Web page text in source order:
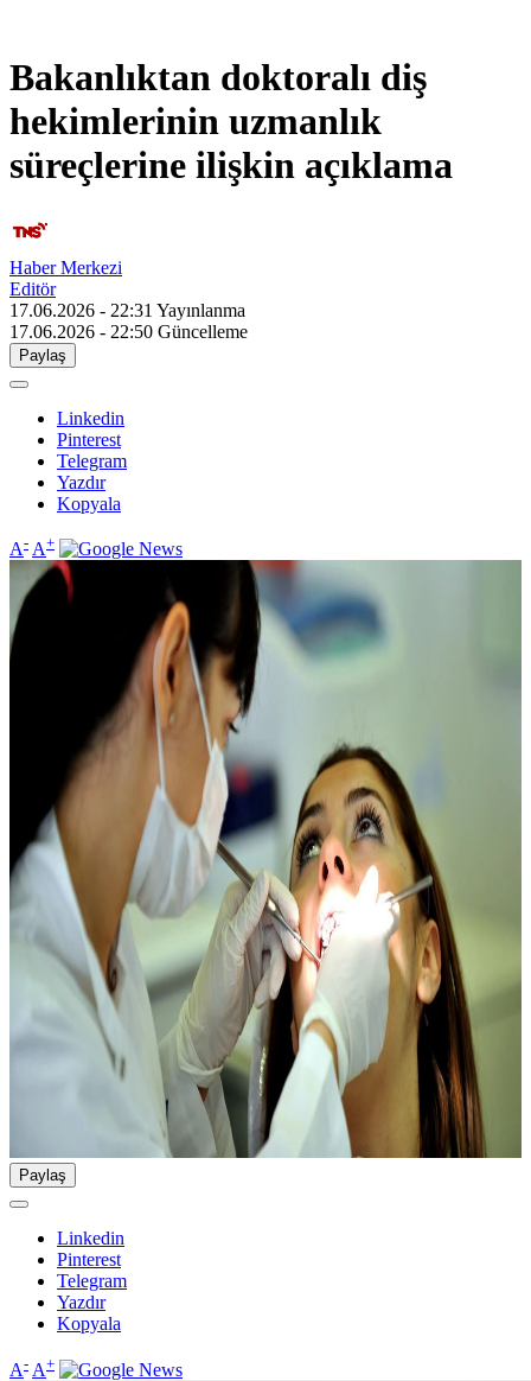
Bakanlıktan doktoralı diş
hekimlerinin uzmanlık
süreçlerine ilişkin açıklama
Haber Merkezi
Editör
17.06.2026 - 22:31 Yayınlanma
17.06.2026 - 22:50 Güncelleme
Paylaş
Linkedin
Pinterest
Telegram
Yazdır
Kopyala
A- A+
Paylaş
Linkedin
Pinterest
Telegram
Yazdır
Kopyala
A- A+